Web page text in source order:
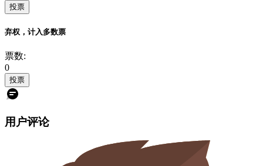
投票
弃权，计入多数票
票数:
0
投票
用户评论